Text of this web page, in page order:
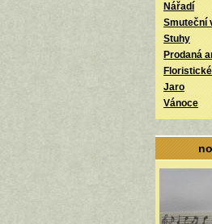
Nářadí
Smuteční
Stuhy
Prodaná
Jaro
Vánoce